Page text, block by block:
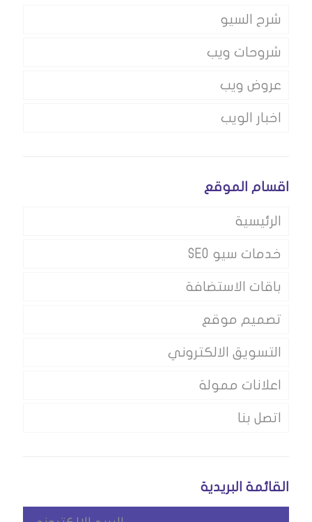
شرح السيو
شروحات ويب
عروض ويب
اخبار الويب
اقسام الموقع
الرئيسية
خدمات سيو SEO
باقات الاستضافة
تصميم موقع
التسويق الالكتروني
اعلانات ممولة
اتصل بنا
القائمة البريدية